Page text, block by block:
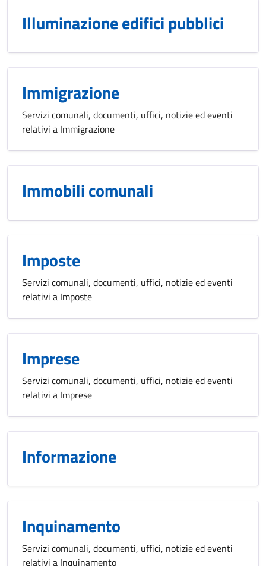
Illuminazione edifici pubblici
Immigrazione
Servizi comunali, documenti, uffici, notizie ed eventi
relativi a Immigrazione
Immobili comunali
Imposte
Servizi comunali, documenti, uffici, notizie ed eventi
relativi a Imposte
Imprese
Servizi comunali, documenti, uffici, notizie ed eventi
relativi a Imprese
Informazione
Inquinamento
Servizi comunali, documenti, uffici, notizie ed eventi
relativi a Inquinamento